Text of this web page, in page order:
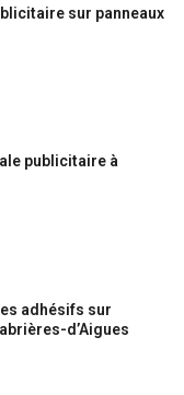
sur panneaux
publicitaire à
adhésifs sur
d’Aigues